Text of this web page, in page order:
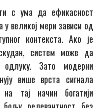
с ума да ефикасност
у великој мери зависи од
контекста. Ако је
систем може да
Зато модерни
више врста сигнала
на тај начин богатији